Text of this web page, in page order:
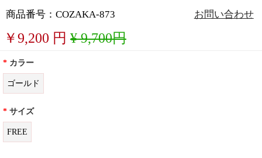
商品番号：COZAKA-873 お問い合わせ
￥9,200 円 ¥ 9,700円
* カラー
ゴールド
* サイズ
FREE